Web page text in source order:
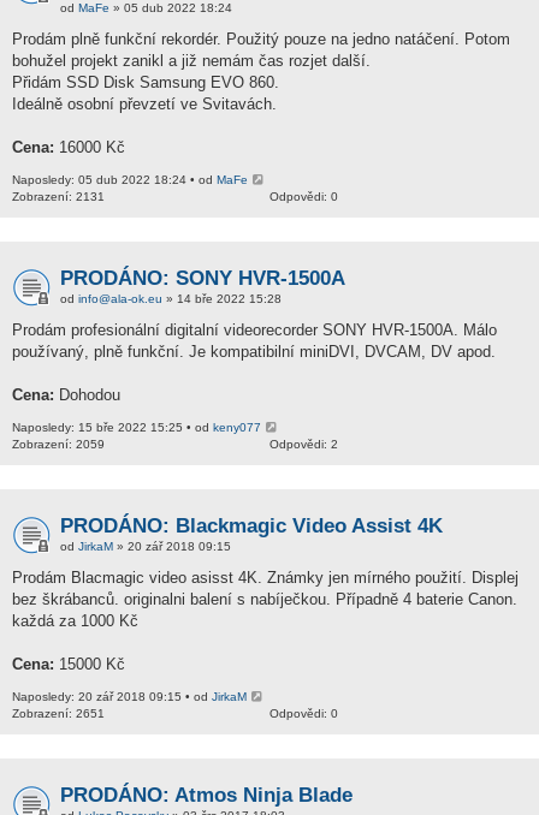
od MaFe » 05 dub 2022 18:24
Prodám plně funkční rekordér. Použitý pouze na jedno natáčení. Potom
bohužel projekt zanikl a již nemám čas rozjet další.
Přidám SSD Disk Samsung EVO 860.
Ideálně osobní převzetí ve Svitavách.
Cena: 16000 Kč
Naposledy: 05 dub 2022 18:24 • od MaFe
Odpovědi: 0
Zobrazení: 2131
PRODÁNO: SONY HVR-1500A
od info@ala-ok.eu » 14 bře 2022 15:28
Prodám profesionální digitalní videorecorder SONY HVR-1500A. Málo
používaný, plně funkční. Je kompatibilní miniDVI, DVCAM, DV apod.
Cena: Dohodou
Naposledy: 15 bře 2022 15:25 • od keny077
Odpovědi: 2
Zobrazení: 2059
PRODÁNO: Blackmagic Video Assist 4K
od JirkaM » 20 zář 2018 09:15
Prodám Blacmagic video asisst 4K. Známky jen mírného použití. Displej
bez škrábanců. originalni balení s nabíječkou. Případně 4 baterie Canon.
každá za 1000 Kč
Cena: 15000 Kč
Naposledy: 20 zář 2018 09:15 • od JirkaM
Odpovědi: 0
Zobrazení: 2651
PRODÁNO: Atmos Ninja Blade